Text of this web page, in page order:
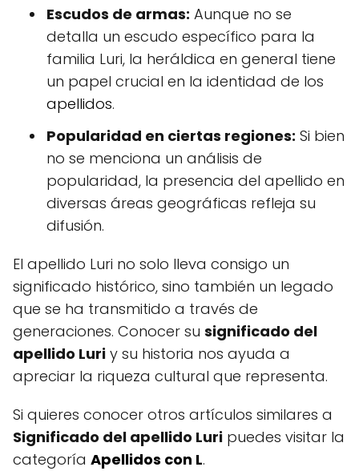
Escudos de armas: Aunque no se
detalla un escudo específico para la
familia Luri, la heráldica en general tiene
un papel crucial en la identidad de los
apellidos.
Popularidad en ciertas regiones: Si bien
no se menciona un análisis de
popularidad, la presencia del apellido en
diversas áreas geográficas refleja su
difusión.
El apellido Luri no solo lleva consigo un
significado histórico, sino también un legado
que se ha transmitido a través de
generaciones. Conocer su significado del
apellido Luri y su historia nos ayuda a
apreciar la riqueza cultural que representa.
Si quieres conocer otros artículos similares a
Significado del apellido Luri puedes visitar la
categoría Apellidos con L.